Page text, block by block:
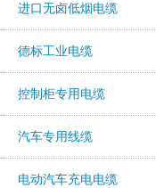
进口无卤低烟电缆
德标工业电缆
控制柜专用电缆
汽车专用线缆
电动汽车充电电缆